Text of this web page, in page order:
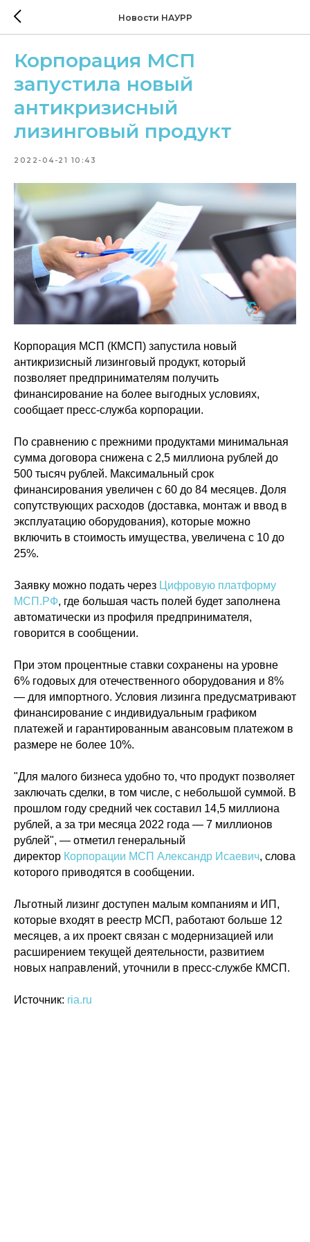
Новости НАУРР
Корпорация МСП
запустила новый
антикризисный
лизинговый продукт
2022-04-21 10:43
Корпорация МСП (КМСП) запустила новый
антикризисный лизинговый продукт, который
позволяет предпринимателям получить
финансирование на более выгодных условиях,
сообщает пресс-служба корпорации.
По сравнению с прежними продуктами минимальная
сумма договора снижена с 2,5 миллиона рублей до
500 тысяч рублей. Максимальный срок
финансирования увеличен с 60 до 84 месяцев. Доля
сопутствующих расходов (доставка, монтаж и ввод в
эксплуатацию оборудования), которые можно
включить в стоимость имущества, увеличена с 10 до
25%.
Заявку можно подать через Цифровую платформу
МСП.РФ, где большая часть полей будет заполнена
автоматически из профиля предпринимателя,
говорится в сообщении.
При этом процентные ставки сохранены на уровне
6% годовых для отечественного оборудования и 8%
— для импортного. Условия лизинга предусматривают
финансирование с индивидуальным графиком
платежей и гарантированным авансовым платежом в
размере не более 10%.
"Для малого бизнеса удобно то, что продукт позволяет
заключать сделки, в том числе, с небольшой суммой. В
прошлом году средний чек составил 14,5 миллиона
рублей, а за три месяца 2022 года — 7 миллионов
рублей", — отметил генеральный
директор Корпорации МСП Александр Исаевич, слова
которого приводятся в сообщении.
Льготный лизинг доступен малым компаниям и ИП,
которые входят в реестр МСП, работают больше 12
месяцев, а их проект связан с модернизацией или
расширением текущей деятельности, развитием
новых направлений, уточнили в пресс-службе КМСП.
Источник: ria.ru
© 2015-2026 НАУРР. Все права защищены. При использовании материалов
ссылка на ROBOTUNION.RU — обязательна
Политика конфиденциальности
© 2015-2026 НАУРР. Все права защищены.
При использовании материалов ссылка на ROBOTUNION.RU — обязательна